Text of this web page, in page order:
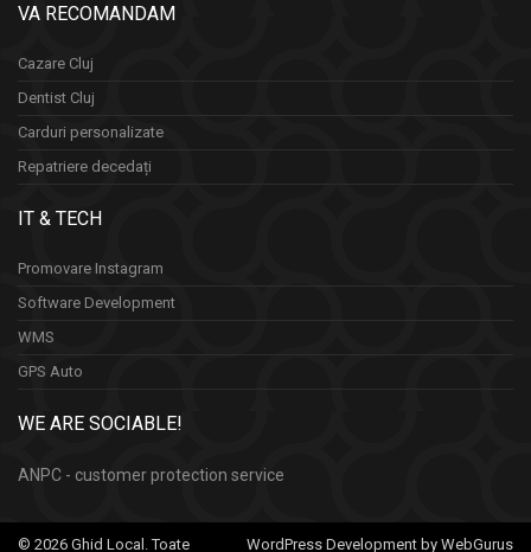
VA RECOMANDAM
Cazare Cluj
Dentist Cluj
Carduri personalizate
Repatriere decedați
IT & TECH
Promovare Instagram
Software Development
WMS
GPS Auto
WE ARE SOCIABLE!
ANPC - customer protection service
WordPress Development by WebGurus
© 2026 Ghid Local. Toate